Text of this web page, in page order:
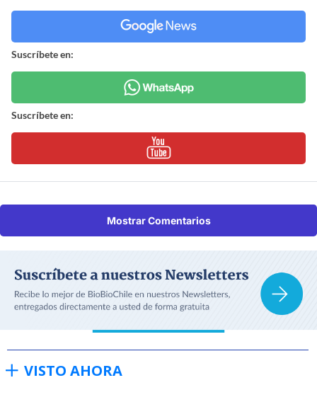
Suscríbete en:
Suscríbete en:
Mostrar Comentarios
VISTO AHORA